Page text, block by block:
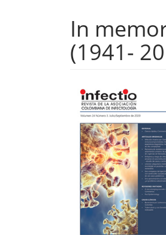
In
(1941-
Barra
lateral
del
artículo